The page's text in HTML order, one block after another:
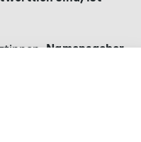
Namensgeber